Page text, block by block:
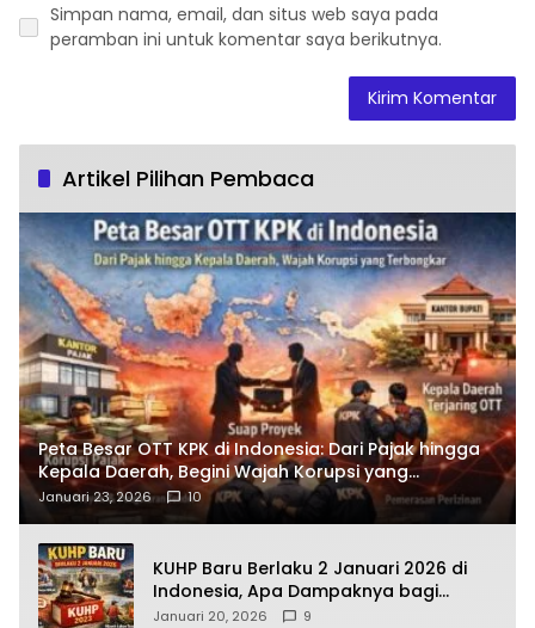
Simpan nama, email, dan situs web saya pada
peramban ini untuk komentar saya berikutnya.
Artikel Pilihan Pembaca
Peta Besar OTT KPK di Indonesia: Dari Pajak hingga
Kepala Daerah, Begini Wajah Korupsi yang
Terbongkar
Januari 23, 2026 10
KUHP Baru Berlaku 2 Januari 2026 di
Indonesia, Apa Dampaknya bagi
Kehidupan Warga? Ini Aturan Kunci
Januari 20, 2026 9